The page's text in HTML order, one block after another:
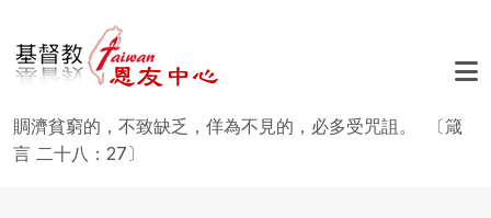
賙濟貧窮的，不致缺乏，佯為不見的，必多受咒詛。 〔箴
言 二十八：27〕